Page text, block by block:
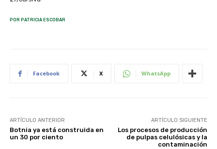
POR PATRICIA ESCOBAR
Facebook X WhatsApp
ARTÍCULO ANTERIOR
Botnia ya está construida en
un 30 por ciento
ARTÍCULO SIGUIENTE
Los procesos de producción
de pulpas celulósicas y la
contaminación